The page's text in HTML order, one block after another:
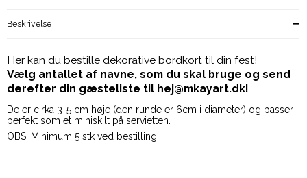
Beskrivelse
Her kan du bestille dekorative bordkort til din fest!
Vælg antallet af navne, som du skal bruge og send
derefter din gæsteliste til hej@mkayart.dk!
De er cirka 3-5 cm høje (den runde er 6cm i diameter) og passer
perfekt som et miniskilt på servietten.
OBS! Minimum 5 stk ved bestilling